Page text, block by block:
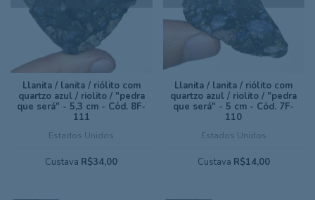
Estados Unidos
Llanita / lanita / riólito com
quartzo azul / riolito / "pedra
que será" - 5,3 cm - Cód. 8F-
111
Custava R$34,00
Estados Unidos
Llanita / lanita / riólito com
quartzo azul / riolito / "pedra
que será" - 5 cm - Cód. 7F-
110
Custava R$14,00